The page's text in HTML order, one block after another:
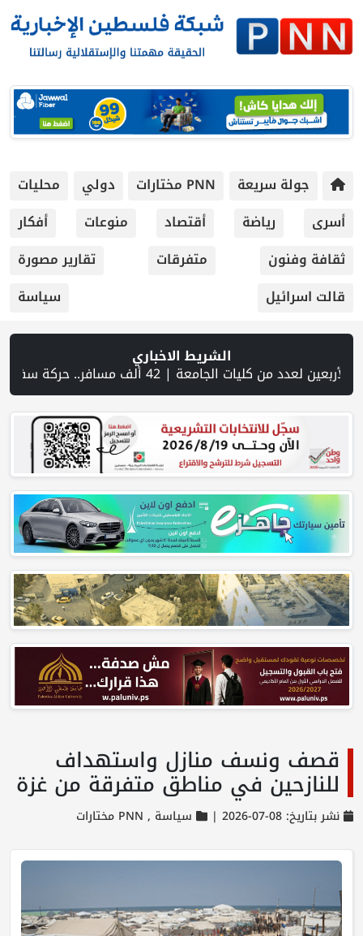
جولة سريعة PNN مختارات دولي
محليات
أسرى
رياضة أقتصاد منوعات
أفكار
ثقافة وفنون
متفرقات
تقارير مصورة
قالت اسرائيل
سياسة
الشريط الاخباري
الملاحة | حالة الطقس: ارتفاع طفيف وموجة حر شديدة اعتبارا من الغد | يونيسف تتخذ إجراءات ضد موظف بسبب «مزاعم تجسس» لصالح إسرائيل | مستوطنون يهاجمون قرية أبو نجيم ويصيبون مواطنا ويعتدون على طواقم الإسعاف | نادي الأسير: تجديد أمرَ منع زيارات الأسرى إجراء يمكّن منظومة السجون من مواصلة جرائمها
قصف ونسف منازل واستهداف
للنازحين في مناطق متفرقة من غزة
نشر بتاريخ: 08-07-2026 | سياسة , PNN مختارات